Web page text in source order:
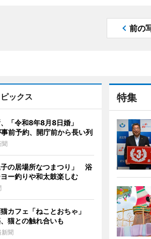
前の
特集
ックス
「令和8年8月8日婚」
前予約、開庁前から長い列
聞
の居場所なつまつり」 浴
ー釣りや和太鼓楽しむ
カフェ「ねことおちゃ」
猫との触れ合いも
新聞